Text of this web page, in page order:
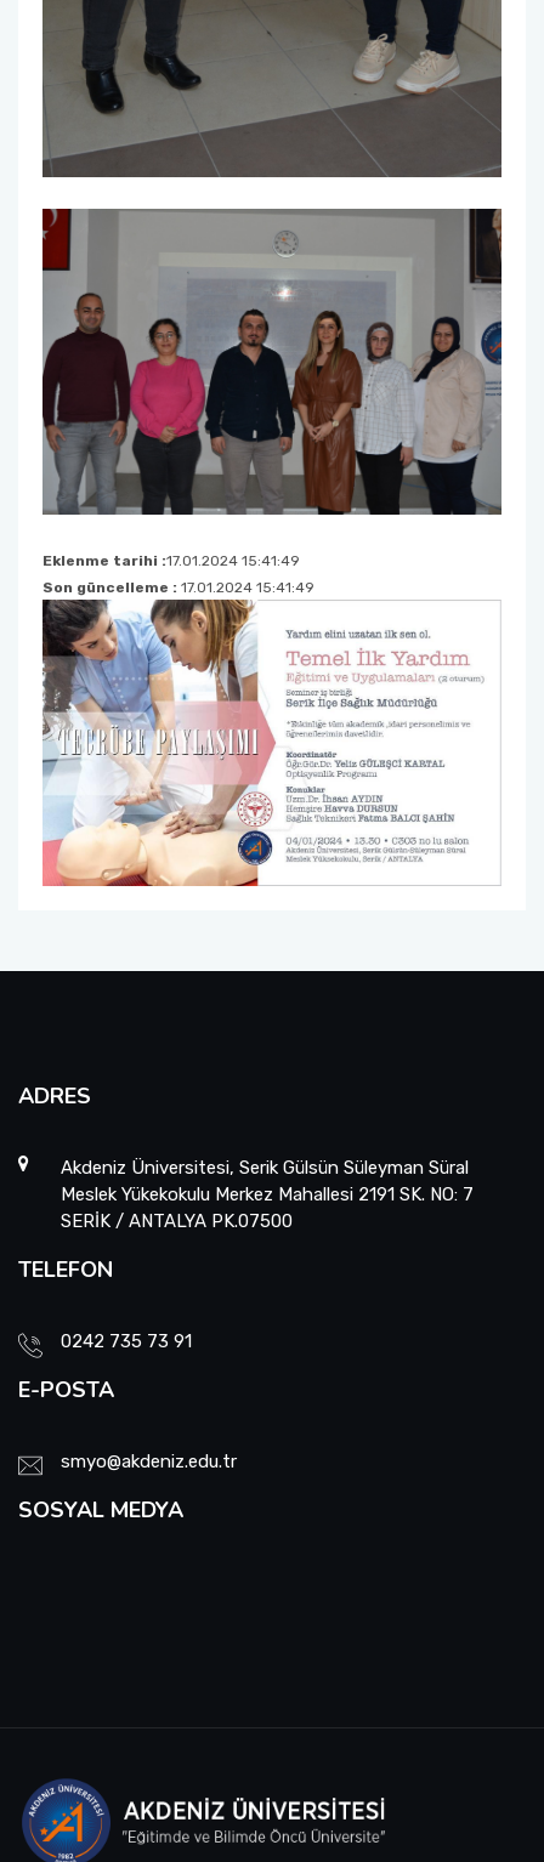
Eklenme tarihi :17.01.2024 15:41:49
Son güncelleme : 17.01.2024 15:41:49
ADRES
Akdeniz Üniversitesi, Serik Gülsün Süleyman Süral
Meslek Yükekokulu Merkez Mahallesi 2191 SK. NO: 7
SERİK / ANTALYA PK.07500
TELEFON
0242 735 73 91
E-POSTA
smyo@akdeniz.edu.tr
SOSYAL MEDYA